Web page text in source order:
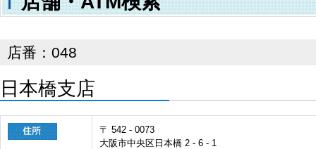
店番：048
日本橋支店
〒 542 - 0073
大阪市中央区日本橋 2 - 6 - 1